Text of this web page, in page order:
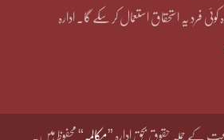
کوئی فرد یہ استحقاق استعمال کر سکے گا۔ ادارہ
کے جملہ حقوق بحق ادارہ ”مکالمہ “ محفوظ ہیں۔